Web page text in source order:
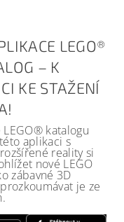
LEGO®
– K
KE STAŽENÍ
katalogu
aplikaci s
reality si
nové LEGO
zábavné 3D
je ze